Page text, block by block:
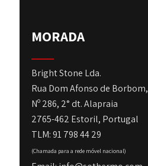
MORADA
Bright Stone Lda.
Rua Dom Afonso de Borbom,
Nº 286, 2° dt. Alapraia
2765-462 Estoril, Portugal
TLM: 91 798 44 29
(Chamada para a rede móvel nacional)